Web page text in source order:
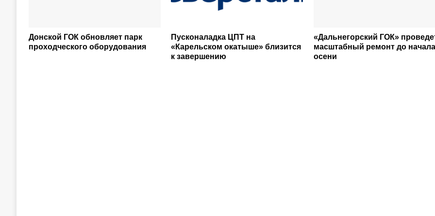
Донской ГОК обновляет парк
проходческого оборудования
Пусконаладка ЦПТ на
«Карельском окатыше» близится
к завершению
«Дальнегорский ГОК»
масштабный ремонт до начала
осени